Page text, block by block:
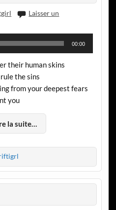
Laisser un
00:00
their human skins
the sins
from your deepest fears
you
la suite…